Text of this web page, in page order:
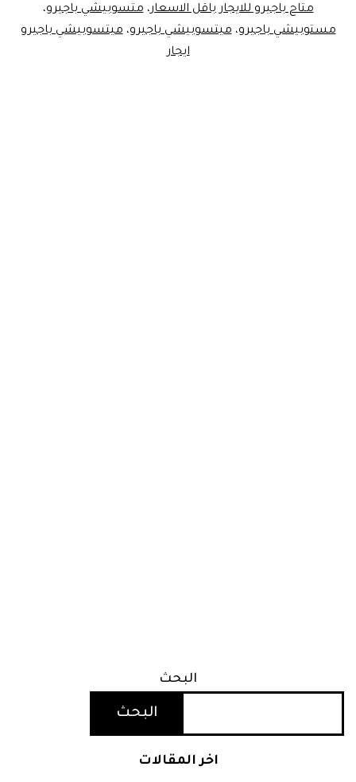
متاح باجيرو للايجار باقل الاسعار،متسوبيشي باجيرو،
مستوبيشي باجيرو،ميتسوبيشي باجيرو،ميتسوبيشي باجيرو
ايجار
البحث
البحث
اخر المقالات